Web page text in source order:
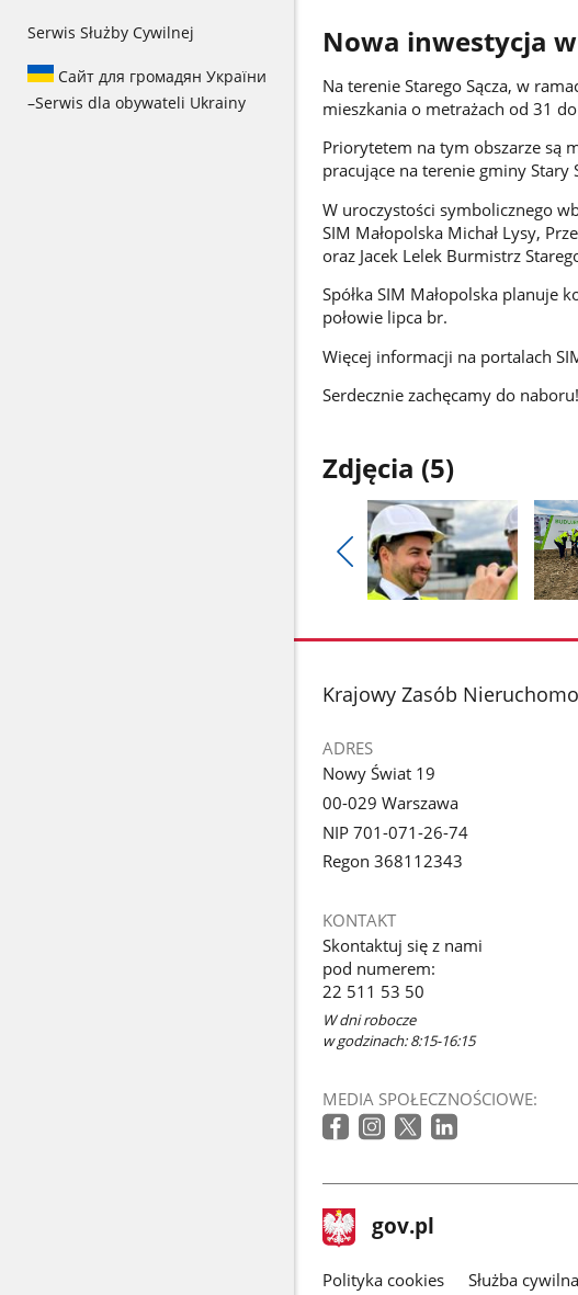
Serwis Służby Cywilnej
Сайт для громадян України
–Serwis dla obywateli Ukrainy
Nowa inwestycja
Na terenie Starego Sącza, w
mieszkania o metrażach od 31
Priorytetem na tym obszarze są
pracujące na terenie gminy Stary
W uroczystości symbolicznego
SIM Małopolska Michał Lysy,
oraz Jacek Lelek Burmistrz
Spółka SIM Małopolska planuje
połowie lipca br.
Więcej informacji na portalach
Serdecznie zachęcamy do naboru!
Zdjęcia (5)
Pokaż
poprzednie
galerii.
stopka
Krajowy Zasób
ADRES
Nowy Świat 19
00-029 Warszawa
NIP 701-071-26-74
Regon 368112343
KONTAKT
Skontaktuj się z nami
pod numerem:
22 511 53 50
W dni robocze
w godzinach: 8:15-16:15
MEDIA SPOŁECZNOŚCIOWE:
stopka
gov.pl Strona
gov.pl
gov.pl
Polityka cookies Służba cywilna